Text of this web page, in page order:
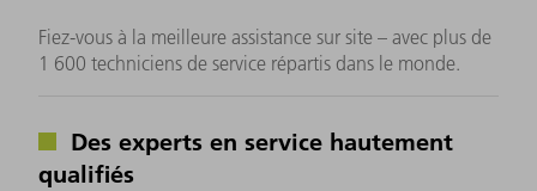
Fiez-vous à la meilleure assistance sur site – avec plus de
1 600 techniciens de service répartis dans le monde.
Des experts en service hautement
qualifiés